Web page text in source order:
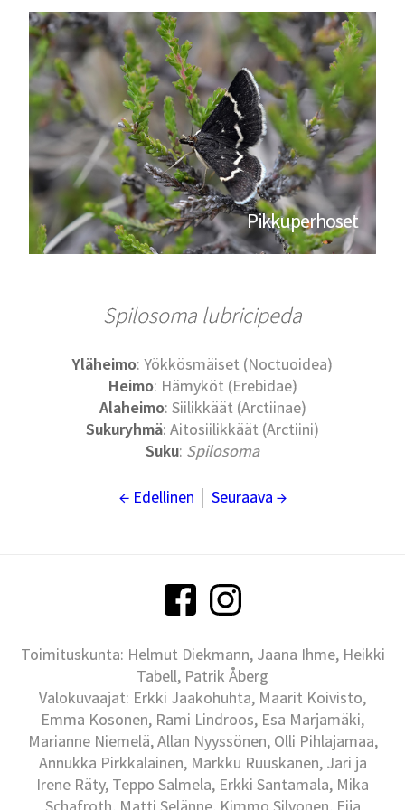
Pikkuperhoset
Spilosoma lubricipeda
Yläheimo: Yökkösmäiset (Noctuoidea)
Heimo: Hämyköt (Erebidae)
Alaheimo: Siilikkäät (Arctiinae)
Sukuryhmä: Aitosiilikkäät (Arctiini)
Suku: Spilosoma
← Edellinen Seuraava →
Toimituskunta: Helmut Diekmann, Jaana Ihme, Heikki
Tabell, Patrik Åberg
Valokuvaajat: Erkki Jaakohuhta, Maarit Koivisto,
Emma Kosonen, Rami Lindroos, Esa Marjamäki,
Marianne Niemelä, Allan Nyyssönen, Olli Pihlajamaa,
Annukka Pirkkalainen, Markku Ruuskanen, Jari ja
Irene Räty, Teppo Salmela, Erkki Santamala, Mika